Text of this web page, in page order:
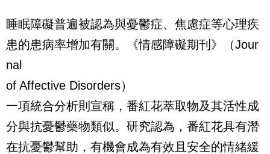
睡眠障礙普遍被認為與憂鬱症、焦慮症等心理疾
患的患病率增加有關。《情感障礙期刊》（Jour
nal
of Affective Disorders）
一項統合分析則宣稱，番紅花萃取物及其活性成
分與抗憂鬱藥物類似。研究認為，番紅花具有潛
在抗憂鬱幫助，有機會成為有效且安全的情緒緩